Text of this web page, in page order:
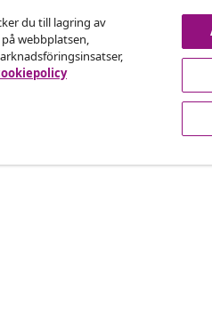
Avbryta avtalet
Företag
du till lagring av
webbplatsen,